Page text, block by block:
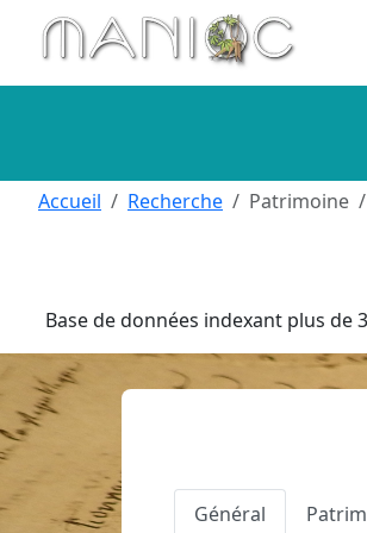
Aller au contenu principal
Base de données indexant plus de
Accueil Recherche Patrimoine
Général